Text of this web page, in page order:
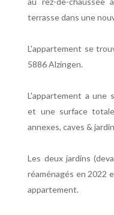
terrasse dans une
L'appartement se
5886 Alzingen.
L'appartement a une
et une surface
annexes, caves &
Les deux jardins
réaménagés en
appartement.